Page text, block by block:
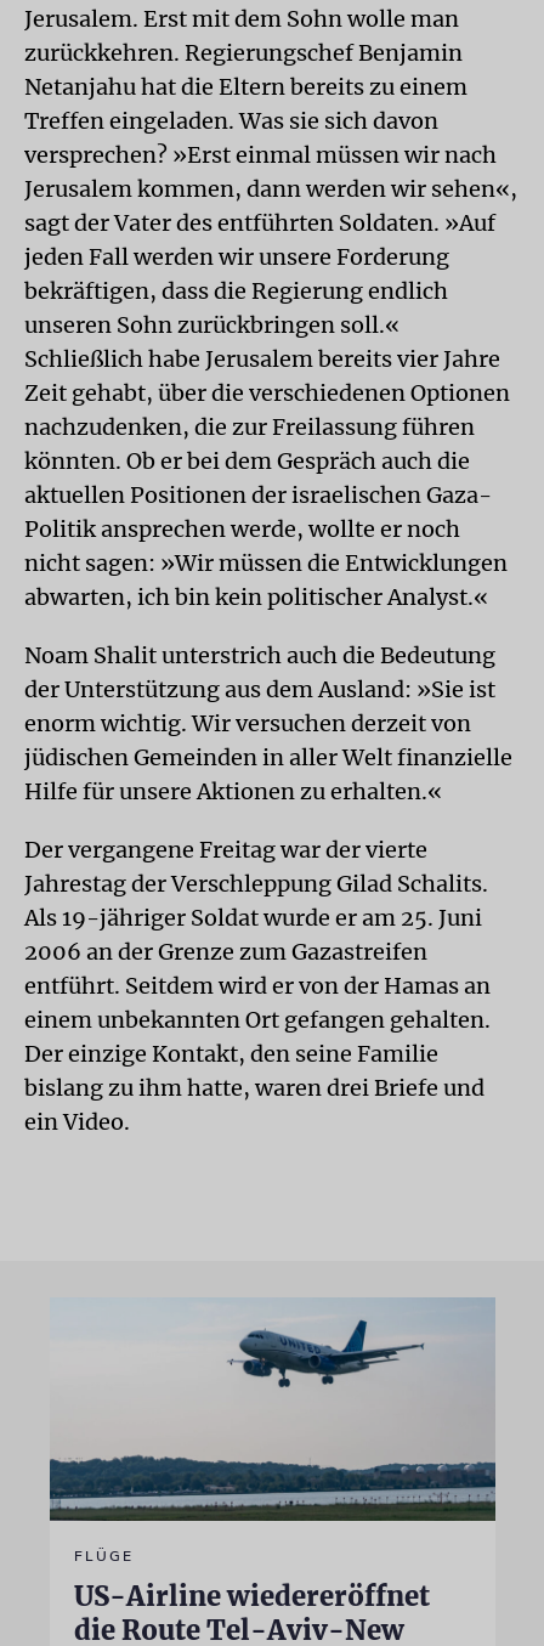
Jerusalem. Erst mit dem Sohn wolle man
zurückkehren. Regierungschef Benjamin
Netanjahu hat die Eltern bereits zu einem
Treffen eingeladen. Was sie sich davon
versprechen? »Erst einmal müssen wir nach
Jerusalem kommen, dann werden wir sehen«,
sagt der Vater des entführten Soldaten. »Auf
jeden Fall werden wir unsere Forderung
bekräftigen, dass die Regierung endlich
unseren Sohn zurückbringen soll.«
Schließlich habe Jerusalem bereits vier Jahre
Zeit gehabt, über die verschiedenen Optionen
nachzudenken, die zur Freilassung führen
könnten. Ob er bei dem Gespräch auch die
aktuellen Positionen der israelischen Gaza-
Politik ansprechen werde, wollte er noch
nicht sagen: »Wir müssen die Entwicklungen
abwarten, ich bin kein politischer Analyst.«
Noam Shalit unterstrich auch die Bedeutung
der Unterstützung aus dem Ausland: »Sie ist
enorm wichtig. Wir versuchen derzeit von
jüdischen Gemeinden in aller Welt finanzielle
Hilfe für unsere Aktionen zu erhalten.«
Der vergangene Freitag war der vierte
Jahrestag der Verschleppung Gilad Schalits.
Als 19-jähriger Soldat wurde er am 25. Juni
2006 an der Grenze zum Gazastreifen
entführt. Seitdem wird er von der Hamas an
einem unbekannten Ort gefangen gehalten.
Der einzige Kontakt, den seine Familie
bislang zu ihm hatte, waren drei Briefe und
ein Video.
FLÜGE
US-Airline wiedereröffnet
die Route Tel-Aviv-New